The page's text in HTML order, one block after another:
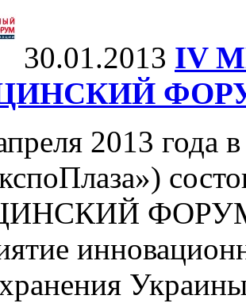
30.01.2013 IV
2013 года
ФОРУМ -